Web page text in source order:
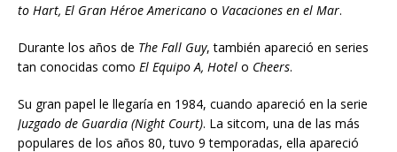
to Hart, El Gran Héroe Americano o Vacaciones en el Mar.
Durante los años de The Fall Guy, también apareció en series
tan conocidas como El Equipo A, Hotel o Cheers.
Su gran papel le llegaría en 1984, cuando apareció en la serie
Juzgado de Guardia (Night Court). La sitcom, una de las más
populares de los años 80, tuvo 9 temporadas, ella apareció